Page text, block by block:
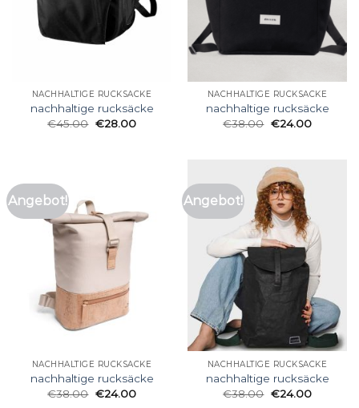
NACHHALTIGE RUCKSÄCKE
nachhaltige rucksäcke
€45.00 €28.00
NACHHALTIGE RUCKSÄCKE
nachhaltige rucksäcke
€38.00 €24.00
Angebot!
NACHHALTIGE RUCKSÄCKE
nachhaltige rucksäcke
€38.00 €24.00
Angebot!
NACHHALTIGE RUCKSÄCKE
nachhaltige rucksäcke
€38.00 €24.00